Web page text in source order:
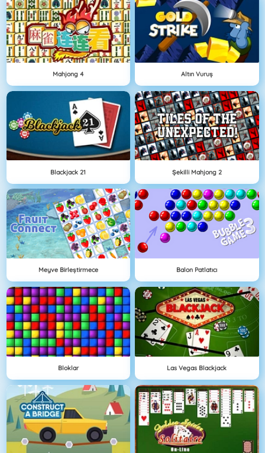
Mahjong 4 Altın Vuruş
Blackjack 21 Şekilli Mahjong 2
Meyve Birleştirmece Balon Patlatıcı
Bloklar Las Vegas Blackjack